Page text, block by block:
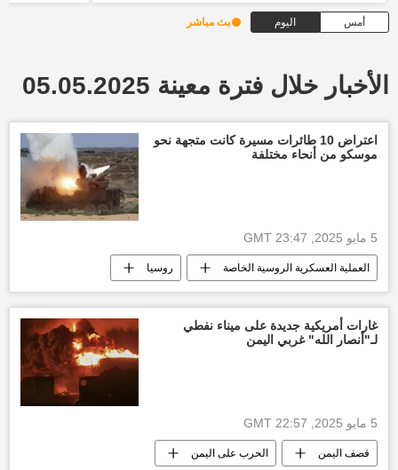
أمس اليوم بث مباشر
الأخبار خلال فترة معينة 05.05.2025
اعتراض 10 طائرات مسيرة كانت متجهة نحو
موسكو من أنحاء مختلفة
5 مايو 2025, 23:47 GMT
العملية العسكرية الروسية الخاصة روسيا
موسكو محافظ موسكو طائرة مسيرة
غارات أمريكية جديدة على ميناء نفطي
لـ"أنصار الله" غربي اليمن
5 مايو 2025, 22:57 GMT
قصف اليمن الحرب على اليمن